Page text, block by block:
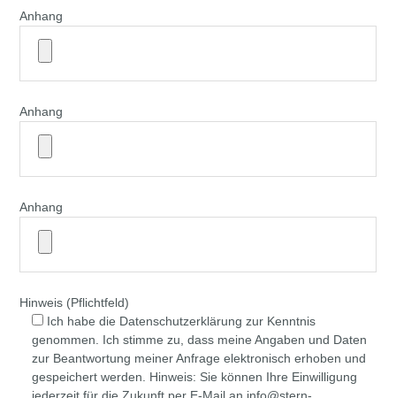
Anhang
Anhang
Anhang
Hinweis (Pflichtfeld)
Ich habe die Datenschutzerklärung zur Kenntnis
genommen. Ich stimme zu, dass meine Angaben und Daten
zur Beantwortung meiner Anfrage elektronisch erhoben und
gespeichert werden. Hinweis: Sie können Ihre Einwilligung
jederzeit für die Zukunft per E-Mail an info@stern-